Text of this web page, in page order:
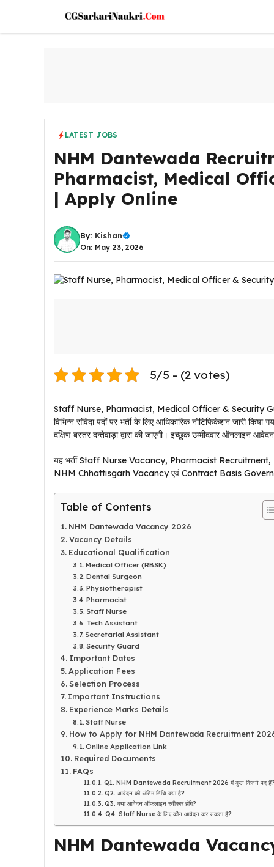
content
LATEST JOBS
NHM Dantewada
Pharmacist, Medical
| Apply Online
By: Kishan
On: May 23, 2026
5/5 - (2 votes)
Staff Nurse, Pharmacist, Medical Officer & Security Guard
विभिन्न संविदा पदों पर भर्ती के लिए आधिकारिक नोटिफिकेशन जारी
दक्षिण बस्तर दन्तेवाड़ा द्वारा की जाएगी। इच्छुक उम्मीदवार ऑनलाइन
यह भर्ती Staff Nurse Vacancy, Pharmacist
NHM Chhattisgarh Vacancy एवं Contract Basis
Table of Contents
NHM Dantewada Vacancy 2026
Vacancy Details
Educational Qualification
Medical Officer (RBSK)
Dental Surgeon
Physiotherapist
Pharmacist
Staff Nurse
Tech Assistant
Secretarial Assistant
Security Guard
Important Dates
Application Fees
Selection Process
Important Instructions
Experience Marks Details
Staff Nurse
How to Apply for NHM Dantewada Recruitment
Online Application Link
Required Documents
FAQs
Q1. NHM Dantewada Recruitment 2026 में कुल कितने पद
Q2. आवेदन की अंतिम तिथि क्या है?
Q3. क्या आवेदन ऑफलाइन स्वीकार होंगे?
Q4. Staff Nurse के लिए कौन आवेदन कर सकता है?
NHM Dantewada